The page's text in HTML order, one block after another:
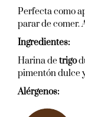
Perfecta como
parar de comer.
Ingredientes:
Harina detrigo
pimentón dulce
Alérgenos: